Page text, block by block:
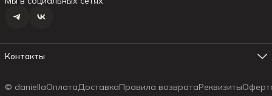
Контакты
Телефон менеджера
© daniellaОплатаДоставкаПравила возвратаРеквизиты